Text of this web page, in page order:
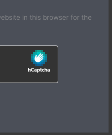
in this browser for the